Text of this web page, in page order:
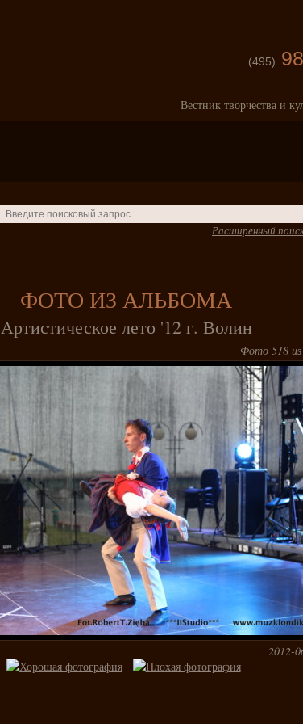
(495)
Вестник творчества и
Расширенный
ФОТО ИЗ АЛЬБОМА
Артистическое лето '12 г. Волин
Фото 518
2012-